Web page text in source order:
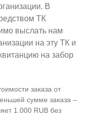
В
ТК
выслать нам
на эту ТК и
на забор
заказа от
сумме заказа –
1.000 RUB без